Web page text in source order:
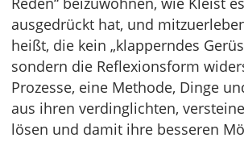
ausgedrückt hat, und
heißt, die kein „klapperndes
sondern die Reflexionsform
Prozesse, eine Methode, Dinge
aus ihren verdinglichten,
lösen und damit ihre besseren